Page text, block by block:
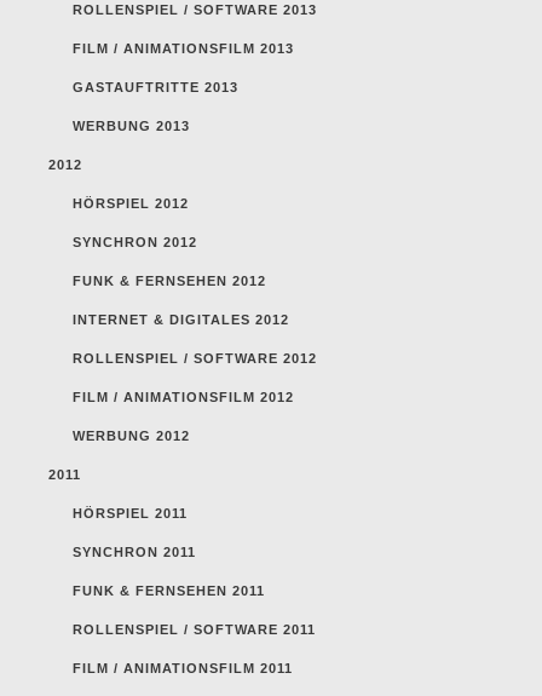
ROLLENSPIEL / SOFTWARE 2013
FILM / ANIMATIONSFILM 2013
GASTAUFTRITTE 2013
WERBUNG 2013
2012
HÖRSPIEL 2012
SYNCHRON 2012
FUNK & FERNSEHEN 2012
INTERNET & DIGITALES 2012
ROLLENSPIEL / SOFTWARE 2012
FILM / ANIMATIONSFILM 2012
WERBUNG 2012
2011
HÖRSPIEL 2011
SYNCHRON 2011
FUNK & FERNSEHEN 2011
ROLLENSPIEL / SOFTWARE 2011
FILM / ANIMATIONSFILM 2011